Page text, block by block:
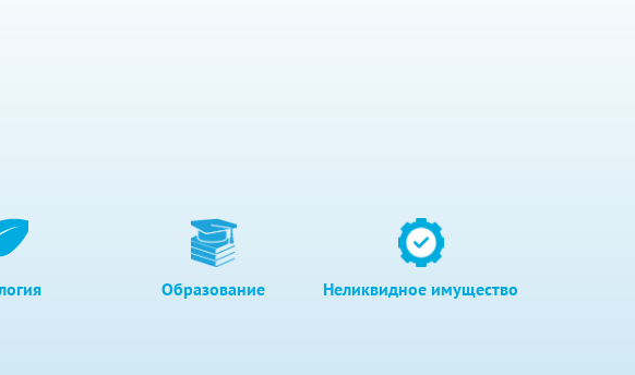
Образование Неликвидное имущество